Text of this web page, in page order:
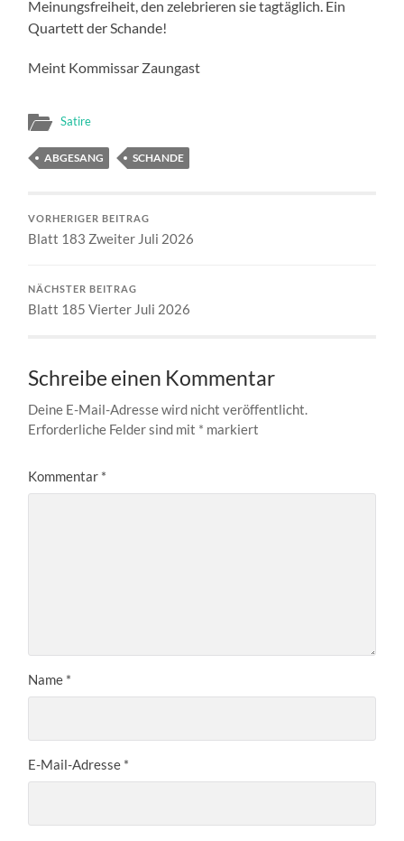
Meinungsfreiheit, den zelebrieren sie tagtäglich. Ein
Quartett der Schande!
Meint Kommissar Zaungast
Satire
ABGESANG SCHANDE
VORHERIGER BEITRAG
Blatt 183 Zweiter Juli 2026
NÄCHSTER BEITRAG
Blatt 185 Vierter Juli 2026
Schreibe einen Kommentar
Deine E-Mail-Adresse wird nicht veröffentlicht.
Erforderliche Felder sind mit * markiert
Kommentar *
Name *
E-Mail-Adresse *